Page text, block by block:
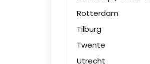
Rotterdam
Tilburg
Twente
Utrecht